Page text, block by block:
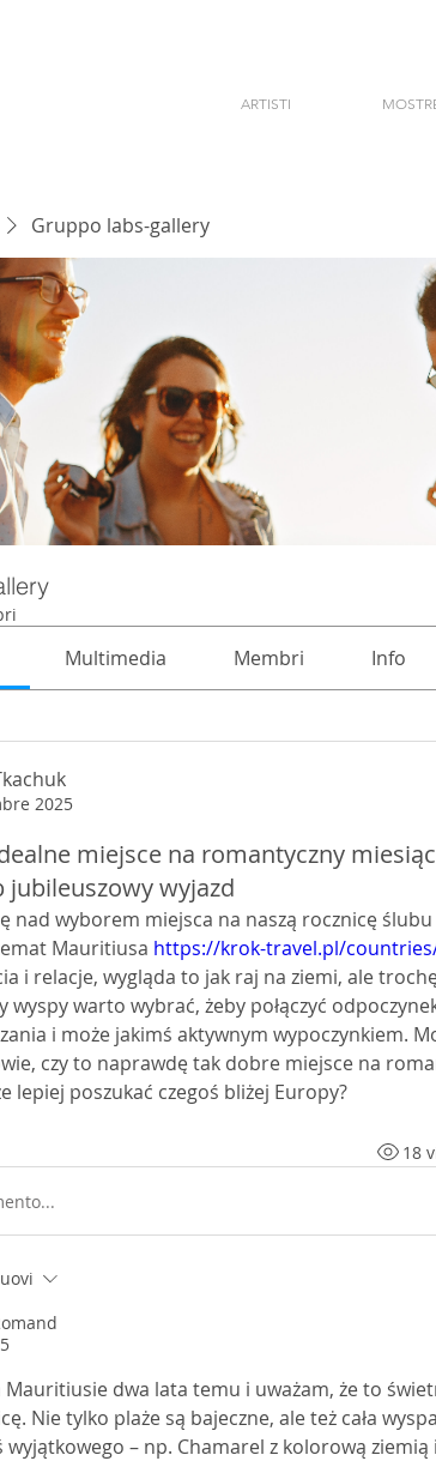
ARTISTI
Gruppo labs-gallery
Multimedia Membri Info
2025
miejsce na romantyczny miesiąc
wyjazd
nad wyborem miejsca na naszą rocznicę
Mauritiusa https://krok-travel.pl/
i relacje, wygląda to jak raj na ziemi, ale
wyspy warto wybrać, żeby połączyć
i może jakimś aktywnym wypoczynkiem.
czy to naprawdę tak dobre miejsce na
lepiej poszukać czegoś bliżej Europy?
18
Mauritiusie dwa lata temu i uważam, że to
Nie tylko plaże są bajeczne, ale też cała
wyjątkowego – np. Chamarel z kolorową ziemią i